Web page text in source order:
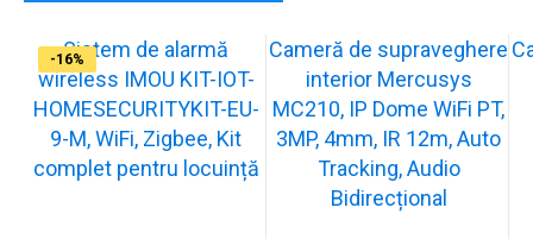
-31%
Sistem de alarmă
wireless IMOU KIT-IOT-
HOMESECURITYKIT-EU-
9-M, WiFi, Zigbee, Kit
complet pentru locuință
-19%
Cameră de supraveghere
interior Mercusys
MC210, IP Dome WiFi PT,
3MP, 4mm, IR 12m, Auto
Tracking, Audio
Bidirecțional
-21%
-13%
-15%
-20%
-12%
-13%
-16%